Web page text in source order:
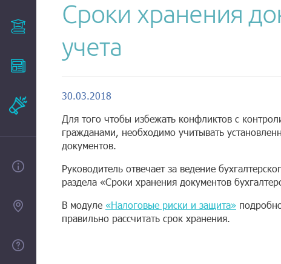
Эксперты
О проекте
Контакты
Сроки хранения
учета
30.03.2018
Для того чтобы избежать конфликтов с
гражданами, необходимо учитывать
документов.
Руководитель отвечает за ведение
раздела «Сроки хранения документов
В модуле «Налоговые риски и защита»
правильно рассчитать срок хранения.